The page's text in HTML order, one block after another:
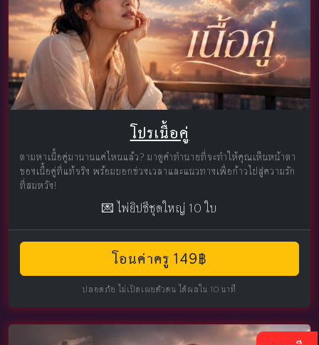
โปรเนื้อคู่
ตามหาเนื้อคู่มานานแค่ไหนแล้ว? มาดูคำทำนายที่จะทำให้คุณเห็นหน้าตา
ของเนื้อคู่ที่แท้จริง พร้อมบอกช่วงเวลาและแนวทางเพื่อก้าวไปสู่ความรัก
ที่สมหวัง!
💌 ไพ่ยิปซีชุดใหญ่ 10 ใบ
โอนค่าครู 149฿
ปลอดภัย ไม่เปิดเผยตัวตน ได้ผลใน 10 นาที